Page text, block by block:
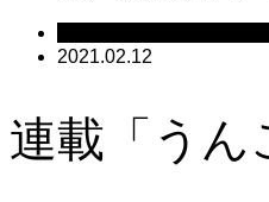
2021.02.12
連載「うん